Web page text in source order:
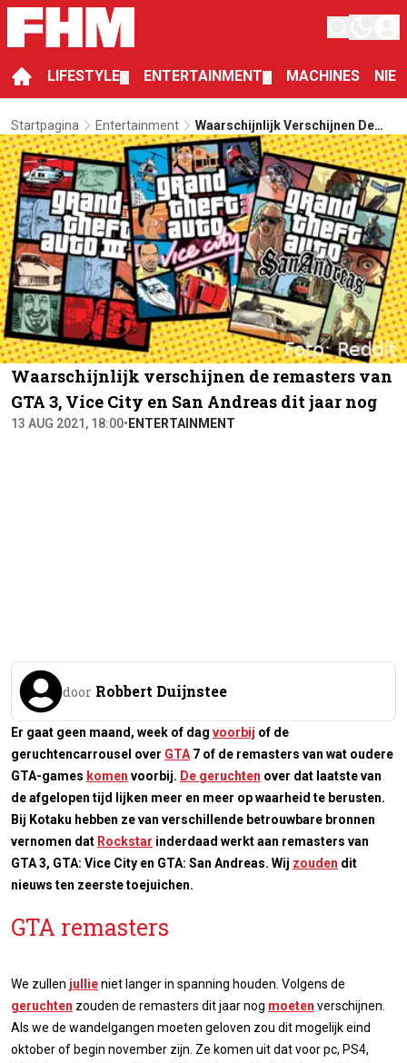
LIFESTYLE ENTERTAINMENT MACHINES
Startpagina Entertainment
Waarschijnlijk Verschijnen De
Remasters Van GTA 3, Vice City
En San Andreas Dit Jaar Nog
Waarschijnlijk verschijnen de remasters van
GTA 3, Vice City en San Andreas dit jaar nog
13 AUG 2021, 18:00• ENTERTAINMENT
door Robbert Duijnstee
Er gaat geen maand, week of dag voorbij of de
geruchtencarrousel over GTA 7 of de remasters van wat oudere
GTA-games komen voorbij. De geruchten over dat laatste van
de afgelopen tijd lijken meer en meer op waarheid te berusten.
Bij Kotaku hebben ze van verschillende betrouwbare bronnen
vernomen dat Rockstar inderdaad werkt aan remasters van
GTA 3, GTA: Vice City en GTA: San Andreas. Wij zouden dit
nieuws ten zeerste toejuichen.
GTA remasters
We zullen jullieniet langer in spanning houden. Volgens de
geruchten zouden de remasters dit jaar nog moeten verschijnen.
Als we de wandelgangen moeten geloven zou dit mogelijk eind
oktober of begin november zijn. Ze komen uit dat voor pc, PS4,